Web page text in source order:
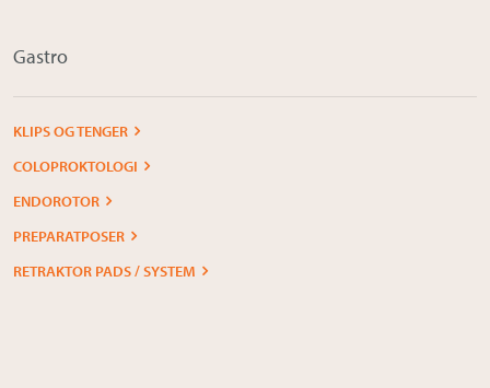
Gastro
KLIPS OG TENGER
COLOPROKTOLOGI
ENDOROTOR
PREPARATPOSER
RETRAKTOR PADS / SYSTEM